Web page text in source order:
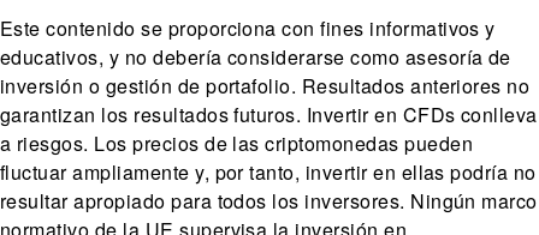
Este contenido se proporciona con fines informativos y
educativos, y no debería considerarse como asesoría de
inversión o gestión de portafolio. Resultados anteriores no
garantizan los resultados futuros. Invertir en CFDs conlleva
a riesgos. Los precios de las criptomonedas pueden
fluctuar ampliamente y, por tanto, invertir en ellas podría no
resultar apropiado para todos los inversores. Ningún marco